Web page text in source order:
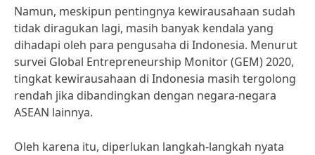
Namun, meskipun pentingnya kewirausahaan sudah
tidak diragukan lagi, masih banyak kendala yang
dihadapi oleh para pengusaha di Indonesia. Menurut
survei Global Entrepreneurship Monitor (GEM) 2020,
tingkat kewirausahaan di Indonesia masih tergolong
rendah jika dibandingkan dengan negara-negara
ASEAN lainnya.
Oleh karena itu, diperlukan langkah-langkah nyata